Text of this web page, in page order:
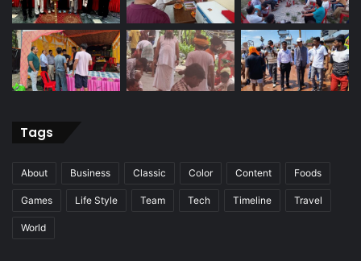
Tags
About Business Classic Color Content Foods
Games Life Style Team Tech Timeline Travel
World